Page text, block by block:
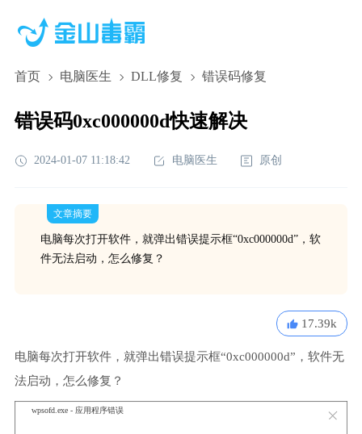
首页 电脑医生 DLL修复 错误码修复
错误码0xc000000d快速解决
2024-01-07 11:18:42 电脑医生 原创
文章摘要
电脑每次打开软件，就弹出错误提示框“0xc000000d”，软
件无法启动，怎么修复？
17.39k
电脑每次打开软件，就弹出错误提示框“0xc000000d”，软件无
法启动，怎么修复？
wpsofd.exe - 应用程序错误